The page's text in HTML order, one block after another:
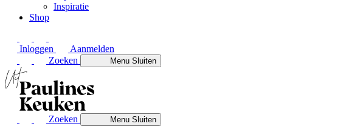
Inspiratie
Shop
Inloggen
Aanmelden
Zoeken
MenuSluiten
Zoeken MenuSluiten